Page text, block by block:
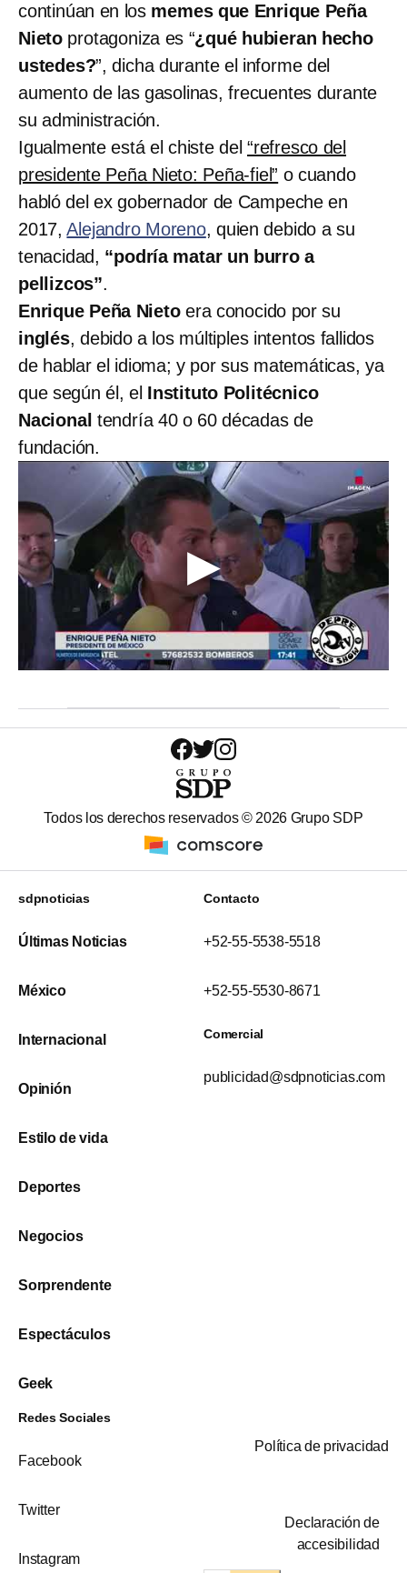
continúan en los memes que Enrique Peña
Nieto protagoniza es “¿qué hubieran hecho
ustedes?”, dicha durante el informe del
aumento de las gasolinas, frecuentes durante
su administración.
Igualmente está el chiste del“refresco del
presidente Peña Nieto: Peña-fiel” o cuando
habló del ex gobernador de Campeche en
2017,Alejandro Moreno, quien debido a su
tenacidad, “podría matar un burro a
pellizcos”.
Enrique Peña Nieto era conocido por su
inglés, debido a los múltiples intentos fallidos
de hablar el idioma; y por sus matemáticas, ya
que según él, el Instituto Politécnico
Nacional tendría 40 o 60 décadas de
fundación.
Todos los derechos reservados © 2026 Grupo SDP
sdpnoticias
Últimas Noticias
México
Internacional
Opinión
Estilo de vida
Deportes
Negocios
Sorprendente
Espectáculos
Geek
Contacto
+52-55-5538-5518
+52-55-5530-8671
Comercial
publicidad@sdpnoticias.com
Redes Sociales
Facebook
Twitter
Instagram
Política de privacidad
Declaración de
accesibilidad